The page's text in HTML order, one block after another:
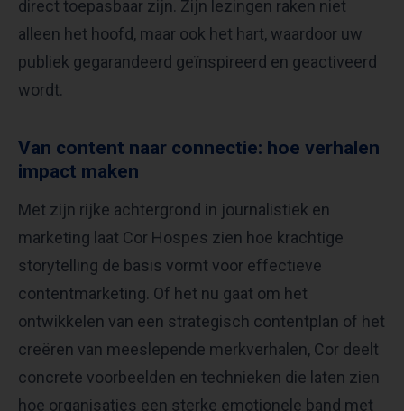
direct toepasbaar zijn. Zijn lezingen raken niet
alleen het hoofd, maar ook het hart, waardoor uw
publiek gegarandeerd geïnspireerd en geactiveerd
wordt.
Van content naar connectie: hoe verhalen
impact maken
Met zijn rijke achtergrond in journalistiek en
marketing laat Cor Hospes zien hoe krachtige
storytelling de basis vormt voor effectieve
contentmarketing. Of het nu gaat om het
ontwikkelen van een strategisch contentplan of het
creëren van meeslepende merkverhalen, Cor deelt
concrete voorbeelden en technieken die laten zien
hoe organisaties een sterke emotionele band met